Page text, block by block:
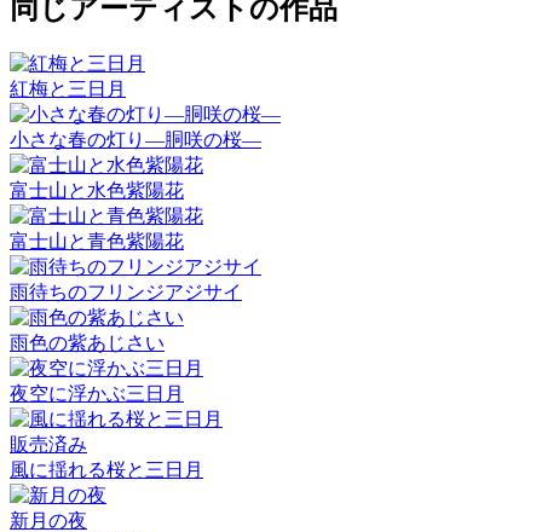
同じアーティストの作品
紅梅と三日月
小さな春の灯り―胴咲の桜―
富士山と水色紫陽花
富士山と青色紫陽花
雨待ちのフリンジアジサイ
雨色の紫あじさい
夜空に浮かぶ三日月
販売済み
風に揺れる桜と三日月
新月の夜